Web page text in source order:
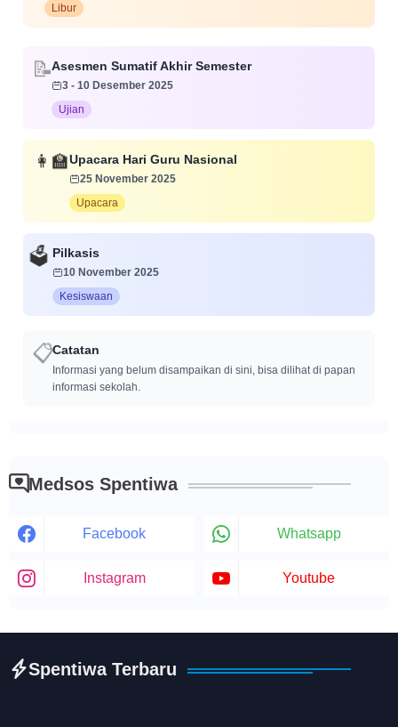
Libur
📝Asesmen Sumatif Akhir Semester
3 - 10 Desember 2025
Ujian
👩‍🏫Upacara Hari Guru Nasional
25 November 2025
Upacara
🗳️ Pilkasis
10 November 2025
Kesiswaan
📋Catatan
Informasi yang belum disampaikan di sini, bisa dilihat di papan
informasi sekolah.
Medsos Spentiwa
Facebook Whatsapp
Instagram Youtube
Spentiwa Terbaru